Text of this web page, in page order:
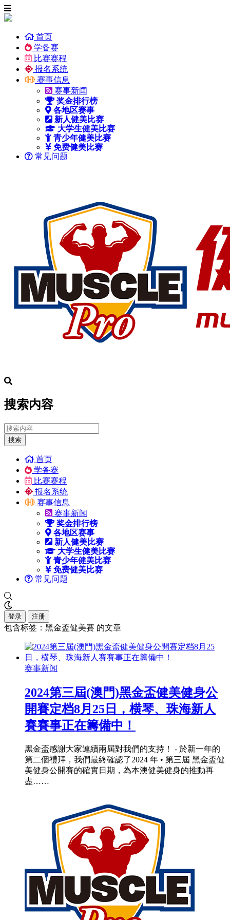
首页
学备赛
比赛赛程
报名系统
赛事信息
赛事新闻
奖金排行榜
各地区赛事
新人健美比赛
大学生健美比赛
青少年健美比赛
免费健美比赛
常见问题
搜索内容
搜索
首页
学备赛
比赛赛程
报名系统
赛事信息
赛事新闻
奖金排行榜
各地区赛事
新人健美比赛
大学生健美比赛
青少年健美比赛
免费健美比赛
常见问题
登录 注册
包含标签：黑金盃健美賽 的文章
赛事新闻
2024第三屆(澳門)黑金盃健美健身公
開賽定档8月25日，横琴、珠海新人
賽賽事正在籌備中！
黑金盃感謝大家連續兩屆對我們的支持！ - 於新一年的
第二個禮拜，我們最終確認了2024 年 • 第三屆 黑金盃健
美健身公開賽的確實日期，為本澳健美健身的推動再
盡……